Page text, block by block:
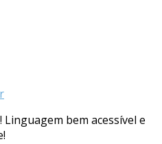
bem acessível e